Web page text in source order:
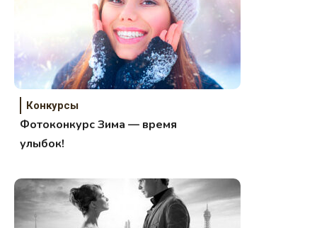
Конкурсы
Фотоконкурс Зима — время
улыбок!